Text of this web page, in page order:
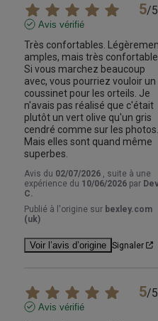
5/5
Avis vérifié
Très confortables.
amples, mais très
Si vous marchez beaucoup
avec, vous pourriez vouloir un
coussinet pour les orteils. Je
n'avais pas réalisé que c'était
plutôt un vert olive qu'un gris
cendré comme sur les photos.
Mais elles sont quand même
superbes.
Avis du 02/07/2026 , suite à une
expérience du 10/06/2026 par
C.
Publié à l'origine sur bexley.com
(uk)
Voir l’avis d’origine Signaler
5/5
Avis vérifié